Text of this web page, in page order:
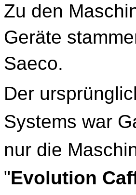
Zu den
Geräte
Saeco.
Der
Systems war
nur die
"Evolution